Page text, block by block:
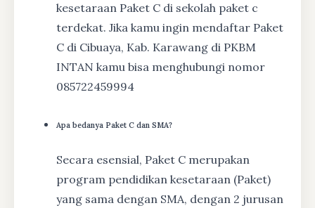
kesetaraan Paket C di sekolah paket c
terdekat. Jika kamu ingin mendaftar Paket
C di Cibuaya, Kab. Karawang di PKBM
INTAN kamu bisa menghubungi nomor
085722459994
Apa bedanya Paket C dan SMA?
Secara esensial, Paket C merupakan
program pendidikan kesetaraan (Paket)
yang sama dengan SMA, dengan 2 jurusan